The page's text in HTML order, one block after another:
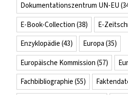
Dokumentationszentrum UN-EU
E-Book-Collection (38) E-
Enzyklopädie (43) Europa (35)
Europäische Kommission (57)
Fachbibliographie (55)